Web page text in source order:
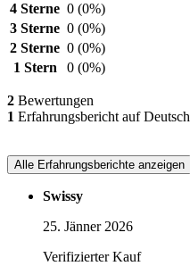
4 Sterne 0 (0%)
3 Sterne 0 (0%)
2 Sterne 0 (0%)
1 Stern
0 (0%)
2 Bewertungen
1 Erfahrungsbericht auf Deutsch
Alle Erfahrungsberichte anzeigen
Swissy
25. Jänner 2026
Verifizierter Kauf